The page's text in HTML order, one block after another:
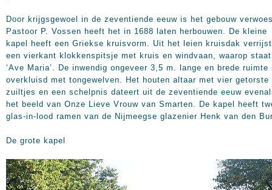
Door krijgsgewoel in de zeventiende eeuw is het gebouw
Pastoor P. Vossen heeft het in 1688 laten herbouwen. De kleine
kapel heeft een Griekse kruisvorm. Uit het leien kruisdak verrijst
een vierkant klokkenspitsje met kruis en windvaan, waarop staat
‘Ave Maria’. De inwendig ongeveer 3,5 m. lange en brede ruimte
overkluisd met tongewelven. Het houten altaar met vier getorste
zuiltjes en een schelpnis dateert uit de zeventiende eeuw
het beeld van Onze Lieve Vrouw van Smarten. De kapel heeft
glas-in-lood ramen van de Nijmeegse glazenier Henk van den
De grote kapel